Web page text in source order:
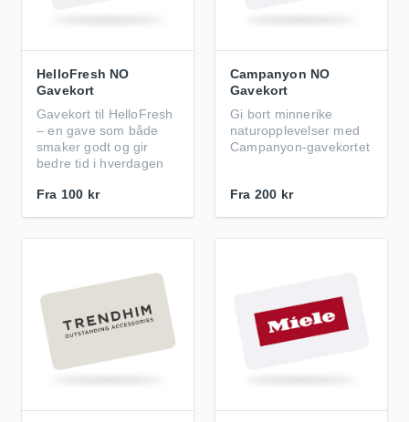
HelloFresh NO
Gavekort
Gavekort til HelloFresh
– en gave som både
smaker godt og gir
bedre tid i hverdagen
Fra 100 kr
Campanyon NO
Gavekort
Gi bort minnerike
naturopplevelser med
Campanyon-gavekortet
Fra 200 kr